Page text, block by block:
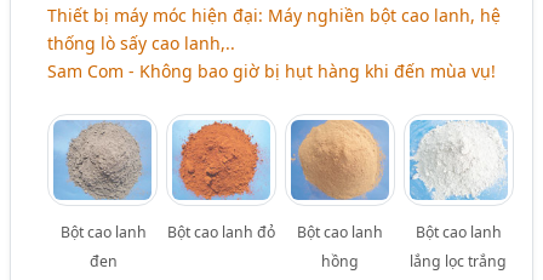
Thiết bị máy móc hiện đại: Máy nghiền bột cao lanh, hệ
thống lò sấy cao lanh,..
Sam Com - Không bao giờ bị hụt hàng khi đến mùa vụ!
Bột cao lanh
đen
Bột cao lanh đỏ
Bột cao lanh
hồng
Bột cao lanh
lắng lọc trắng